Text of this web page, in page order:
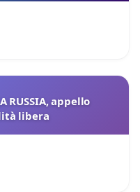
RUSSIA, appello
libera